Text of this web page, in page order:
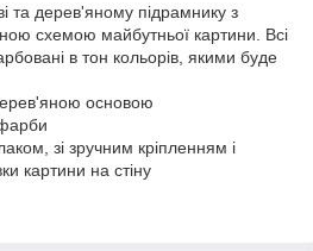
та дерев'яному підрамнику з
схемою майбутньої картини. Всі
в тон кольорів, якими буде
основою
зі зручним кріпленням і
картини на стіну